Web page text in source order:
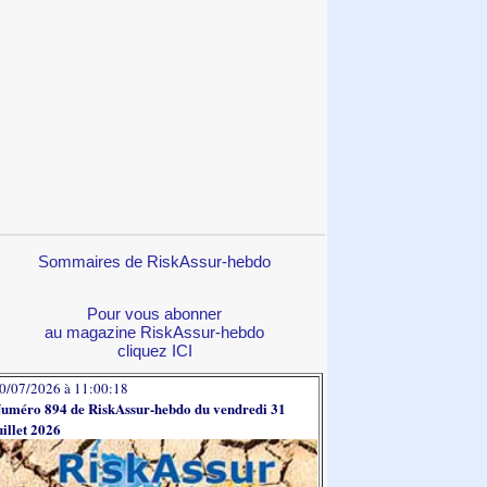
Sommaires de RiskAssur-hebdo
Pour vous abonner
au magazine RiskAssur-hebdo
cliquez ICI
07/2026 à 11:00:18
894 de RiskAssur-hebdo du vendredi 31
2026